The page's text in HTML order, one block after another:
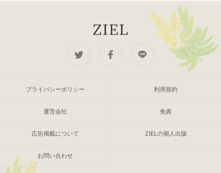
プライバシーポリシー 利用規約
運営会社 免責
広告掲載について ZIELの個人出版
お問い合わせ